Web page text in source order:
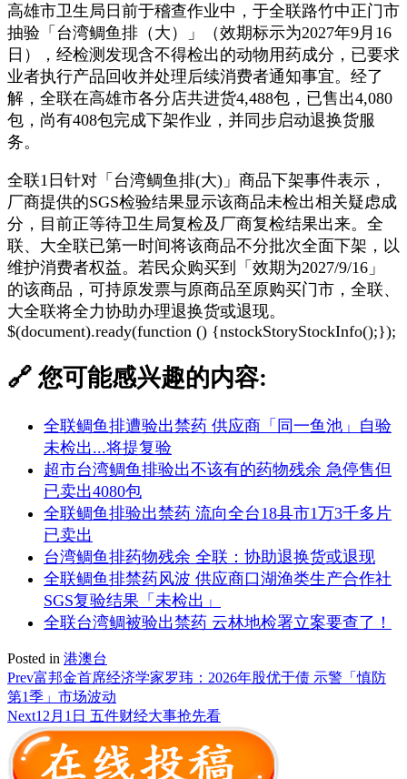
高雄市卫生局日前于稽查作业中，于全联路竹中正门市
抽验「台湾鲷鱼排（大）」（效期标示为2027年9月16
日），经检测发现含不得检出的动物用药成分，已要求
业者执行产品回收并处理后续消费者通知事宜。经了
解，全联在高雄市各分店共进货4,488包，已售出4,080
包，尚有408包完成下架作业，并同步启动退换货服
务。
全联1日针对「台湾鲷鱼排(大)」商品下架事件表示，
厂商提供的SGS检验结果显示该商品未检出相关疑虑成
分，目前正等待卫生局复检及厂商复检结果出来。全
联、大全联已第一时间将该商品不分批次全面下架，以
维护消费者权益。若民众购买到「效期为2027/9/16」
的该商品，可持原发票与原商品至原购买门市，全联、
大全联将全力协助办理退换货或退现。
$(document).ready(function () {nstockStoryStockInfo();});
🔗 您可能感兴趣的内容:
全联鲷鱼排遭验出禁药 供应商「同一鱼池」自验
未检出...将提复验
超市台湾鲷鱼排验出不该有的药物残余 急停售但
已卖出4080包
全联鲷鱼排验出禁药 流向全台18县市1万3千多片
已卖出
台湾鲷鱼排药物残余 全联：协助退换货或退现
全联鲷鱼排禁药风波 供应商口湖渔类生产合作社
SGS复验结果「未检出」
全联台湾鲷被验出禁药 云林地检署立案要查了！
Posted in 港澳台
Prev富邦金首席经济学家罗玮：2026年股优于债 示警「慎防
第1季」市场波动
Next12月1日 五件财经大事抢先看